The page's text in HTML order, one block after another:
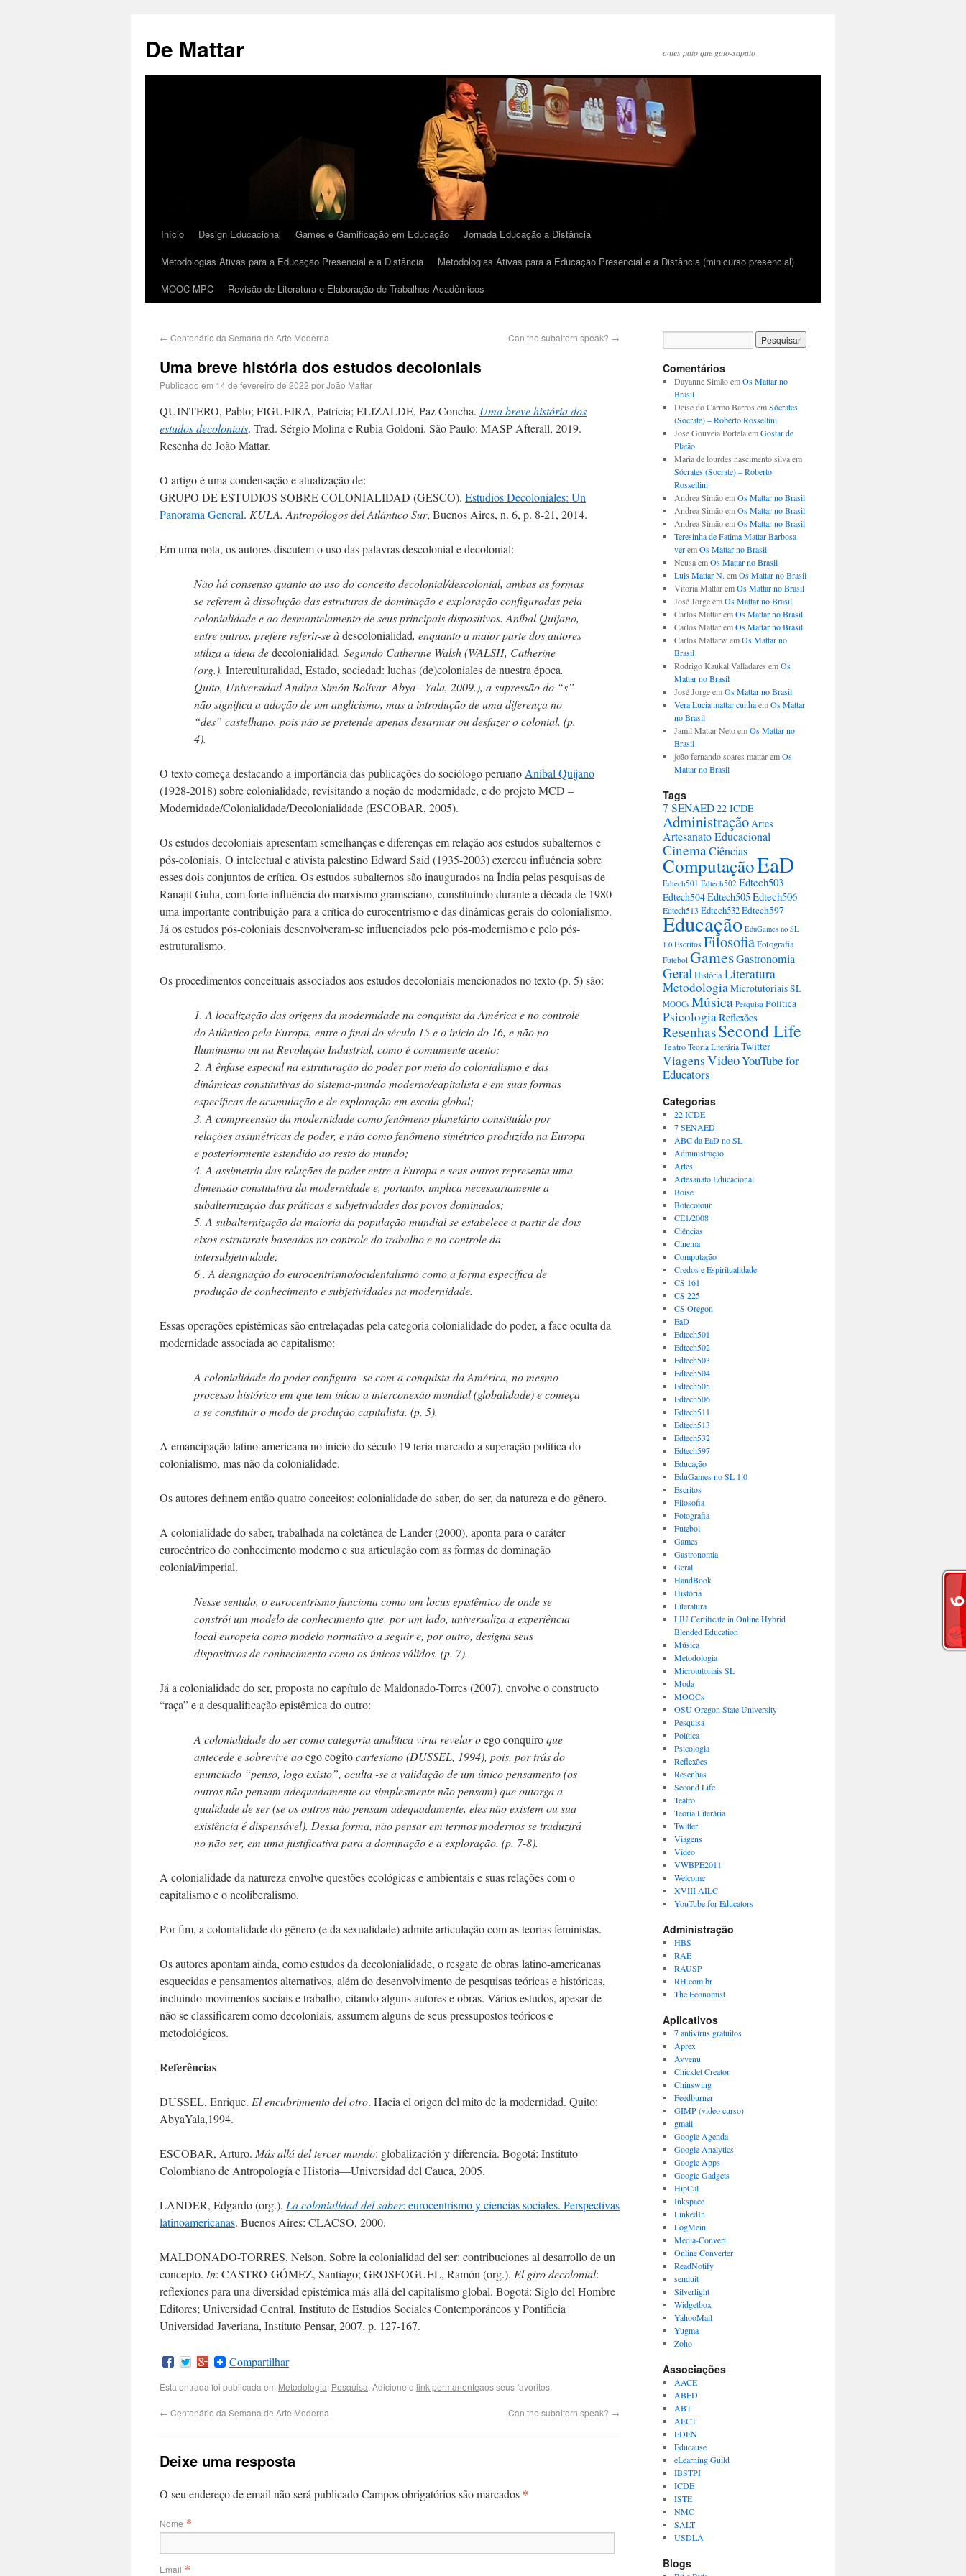
De Mattar antes pato que gato-sapato
Início Design Educacional Games e Gamificação em Educação
Jornada Educação a Distância
Metodologias Ativas para a Educação Presencial e a Distância
Metodologias Ativas para a Educação Presencial e a Distância (minicurso presencial)
MOOC MPC
Revisão de Literatura e Elaboração de Trabalhos Acadêmicos
← Centenário da Semana de Arte Moderna Can the subaltern speak? →
Uma breve história dos estudos decoloniais
Publicado em 14 de fevereiro de 2022 porJoão Mattar
QUINTERO, Pablo; FIGUEIRA, Patrícia; ELIZALDE, Paz Concha. Uma breve história dos
estudos decoloniais. Trad. Sérgio Molina e Rubia Goldoni. São Paulo: MASP Afterall, 2019.
Resenha de João Mattar.
O artigo é uma condensação e atualização de:
GRUPO DE ESTUDIOS SOBRE COLONIALIDAD (GESCO). Estudios Decoloniales: Un
Panorama General. KULA. Antropólogos del Atlántico Sur, Buenos Aires, n. 6, p. 8-21, 2014.
Em uma nota, os autores discutem o uso das palavras descolonial e decolonial:
Não há consenso quanto ao uso do conceito decolonial/descolonial, ambas as formas
se referem à dissolução das estruturas de dominação e exploração configuradas pela
colonialidade e ao desmantelamento de seus principais dispositivos. Aníbal Quijano,
entre outros, prefere referir-se àdescolonialidad, enquanto a maior parte dos autores
utiliza a ideia dedecolonialidad. Segundo Catherine Walsh (WALSH, Catherine
(org.). Interculturalidad, Estado, sociedad: luchas (de)coloniales de nuestra época.
Quito, Universidad Andina Simón Bolívar–Abya- -Yala, 2009.), a supressão do “s”
não significa a adoção de um anglicismo, mas a introdução de uma diferença no
“des” castelhano, pois não se pretende apenas desarmar ou desfazer o colonial. (p.
4).
O texto começa destacando a importância das publicações do sociólogo peruano Aníbal Quijano
(1928-2018) sobre colonialidade, revisitando a noção de modernidade, e do projeto MCD –
Modernidade/Colonialidade/Decolonialidade (ESCOBAR, 2005).
Os estudos decoloniais apresentam semelhanças e diferenças em relação aos estudos subalternos e
pós-coloniais. O intelectual e ativista palestino Edward Said (1935-2003) exerceu influência sobre
esses dois conjuntos de crítica. Os estudos subalternos são inaugurados na Índia pelas pesquisas de
Ranajit Guha, com forte influência do marxismo gramsciano, constituindo durante a década de 1980
uma importante contribuição para a crítica do eurocentrismo e das dinâmicas gerais do colonialismo.
Já os estudos pós-coloniais desenvolveram-se influenciados pelo pós-modernismo e pelo pós-
estruturalismo.
Os procedimentos conceituais associados aos estudos decoloniais mencionados no texto (p. 5) são:
1. A localização das origens da modernidade na conquista da América e no controle
do Atlântico pela Europa, entre o final do século 15 e o início do 16, e não no
Iluminismo ou na Revolução Industrial, como é comumente aceito;
2. A ênfase especial na estruturação do poder por meio do colonialismo e das
dinâmicas constitutivas do sistema-mundo moderno/capitalista e em suas formas
específicas de acumulação e de exploração em escala global;
3. A compreensão da modernidade como fenômeno planetário constituído por
relações assimétricas de poder, e não como fenômeno simétrico produzido na Europa
e posteriormente estendido ao resto do mundo;
4. A assimetria das relações de poder entre a Europa e seus outros representa uma
dimensão constitutiva da modernidade e, portanto, implica necessariamente a
subalternização das práticas e subjetividades dos povos dominados;
5. A subalternização da maioria da população mundial se estabelece a partir de dois
eixos estruturais baseados no controle do trabalho e no controle da
intersubjetividade;
6 . A designação do eurocentrismo/ocidentalismo como a forma específica de
produção de conhecimento e subjetividades na modernidade.
Essas operações epistêmicas são entrelaçadas pela categoria colonialidade do poder, a face oculta da
modernidade associada ao capitalismo:
A colonialidade do poder configura -se com a conquista da América, no mesmo
processo histórico em que tem início a interconexão mundial (globalidade) e começa
a se constituir o modo de produção capitalista. (p. 5).
A emancipação latino-americana no início do século 19 teria marcado a superação política do
colonialismo, mas não da colonialidade.
Os autores definem então quatro conceitos: colonialidade do saber, do ser, da natureza e do gênero.
A colonialidade do saber, trabalhada na coletânea de Lander (2000), aponta para o caráter
eurocêntrico do conhecimento moderno e sua articulação com as formas de dominação
colonial/imperial.
Nesse sentido, o eurocentrismo funciona como um locus epistêmico de onde se
constrói um modelo de conhecimento que, por um lado, universaliza a experiência
local europeia como modelo normativo a seguir e, por outro, designa seus
dispositivos de conhecimento como os únicos válidos. (p. 7).
Já a colonialidade do ser, proposta no capítulo de Maldonado-Torres (2007), envolve o constructo
“raça” e a desqualificação epistêmica do outro:
A colonialidade do ser como categoria analítica viria revelar oego conquiroque
antecede e sobrevive aoego cogitocartesiano (DUSSEL, 1994), pois, por trás do
enunciado “penso, logo existo”, oculta -se a validação de um único pensamento (os
outros não pensam adequadamente ou simplesmente não pensam) que outorga a
qualidade de ser (se os outros não pensam adequadamente, eles não existem ou sua
existência é dispensável). Dessa forma, não pensar em termos modernos se traduzirá
no não ser, em uma justificativa para a dominação e a exploração. (p. 7-8).
A colonialidade da natureza envolve questões ecológicas e ambientais e suas relações com o
capitalismo e o neoliberalismo.
Por fim, a colonialidade do gênero (e da sexualidade) admite articulação com as teorias feministas.
Os autores apontam ainda, como estudos da decolonialidade, o resgate de obras latino-americanas
esquecidas e pensamentos alternativos, além do desenvolvimento de pesquisas teóricas e históricas,
incluindo movimentos sociais e trabalho, citando alguns autores e obras. Vários estudos, apesar de
não se classificarem como decoloniais, assumem alguns de seus pressupostos teóricos e
metodológicos.
Referências
DUSSEL, Enrique. El encubrimiento del otro. Hacia el origen del mito de la modernidad. Quito:
AbyaYala,1994.
ESCOBAR, Arturo. Más allá del tercer mundo: globalización y diferencia. Bogotá: Instituto
Colombiano de Antropología e Historia—Universidad del Cauca, 2005.
LANDER, Edgardo (org.). La colonialidad del saber: eurocentrismo y ciencias sociales. Perspectivas
latinoamericanas. Buenos Aires: CLACSO, 2000.
MALDONADO-TORRES, Nelson. Sobre la colonialidad del ser: contribuciones al desarrollo de un
concepto. In: CASTRO-GÓMEZ, Santiago; GROSFOGUEL, Ramón (org.). El giro decolonial:
reflexiones para una diversidad epistémica más allá del capitalismo global. Bogotá: Siglo del Hombre
Editores; Universidad Central, Instituto de Estudios Sociales Contemporáneos y Pontificia
Universidad Javeriana, Instituto Pensar, 2007. p. 127-167.
Compartilhar
Esta entrada foi publicada em Metodologia, Pesquisa. Adicione o link permanenteaos seus favoritos.
← Centenário da Semana de Arte Moderna Can the subaltern speak? →
Deixe uma resposta
O seu endereço de email não será publicado Campos obrigatórios são marcados *
Nome *
Email *
Comentários
Dayanne Simão emOs Mattar no
Brasil
Deise do Carmo Barros emSócrates
(Socrate) – Roberto Rossellini
Jose Gouveia Portela emGostar de
Platão
Maria de lourdes nascimento silva em
Sócrates (Socrate) – Roberto
Rossellini
Andrea Simão emOs Mattar no Brasil
Andrea Simão emOs Mattar no Brasil
Andrea Simão emOs Mattar no Brasil
Teresinha de Fatima Mattar Barbosa
veremOs Mattar no Brasil
Neusa emOs Mattar no Brasil
Luis Mattar N. emOs Mattar no Brasil
Vitoria Mattar emOs Mattar no Brasil
José Jorge emOs Mattar no Brasil
Carlos Mattar emOs Mattar no Brasil
Carlos Mattar emOs Mattar no Brasil
Carlos Mattarw emOs Mattar no
Brasil
Rodrigo Kaukal Valladares emOs
Mattar no Brasil
José Jorge emOs Mattar no Brasil
Vera Lucia mattar cunhaemOs Mattar
no Brasil
Jamil Mattar Neto emOs Mattar no
Brasil
joão fernando soares mattar emOs
Mattar no Brasil
Tags
7 SENAED22 ICDE
AdministraçãoArtes
Artesanato Educacional
CinemaCiências
ComputaçãoEaD
Edtech501 Edtech502 Edtech503
Edtech504Edtech505Edtech506
Edtech513Edtech532Edtech597
Educação EduGames no SL
1.0 Escritos FilosofiaFotografia
Futebol GamesGastronomia
GeralHistória Literatura
MetodologiaMicrotutoriais SL
MOOCs Música Pesquisa Política
PsicologiaReflexões
ResenhasSecond Life
Teatro Teoria Literária Twitter
ViagensVideoYouTube for
Educators
Categorias
22 ICDE
7 SENAED
ABC da EaD no SL
Administração
Artes
Artesanato Educacional
Boise
Botecotour
CE1/2008
Ciências
Cinema
Computação
Credos e Espiritualidade
CS 161
CS 225
CS Oregon
EaD
Edtech501
Edtech502
Edtech503
Edtech504
Edtech505
Edtech506
Edtech511
Edtech513
Edtech532
Edtech597
Educação
EduGames no SL 1.0
Escritos
Filosofia
Fotografia
Futebol
Games
Gastronomia
Geral
HandBook
História
Literatura
LIU Certificate in Online Hybrid
Blended Education
Música
Metodologia
Microtutoriais SL
Moda
MOOCs
OSU Oregon State University
Pesquisa
Política
Psicologia
Reflexões
Resenhas
Second Life
Teatro
Teoria Literária
Twitter
Viagens
Video
VWBPE2011
Welcome
XVIII AILC
YouTube for Educators
Administração
HBS
RAE
RAUSP
RH.com.br
The Economist
Aplicativos
7 antivírus gratuitos
Aprex
Avvenu
Chicklet Creator
Chinswing
Feedburner
GIMP (video curso)
gmail
Google Agenda
Google Analytics
Google Apps
Google Gadgets
HipCal
Inkspace
LinkedIn
LogMein
Media-Convert
Online Converter
ReadNotify
senduit
Silverlight
Widgetbox
YahooMail
Yugma
Zoho
Associações
AACE
ABED
ABT
AECT
EDEN
Educause
eLearning Guild
IBSTPI
ICDE
ISTE
NMC
SALT
USDLA
Blogs